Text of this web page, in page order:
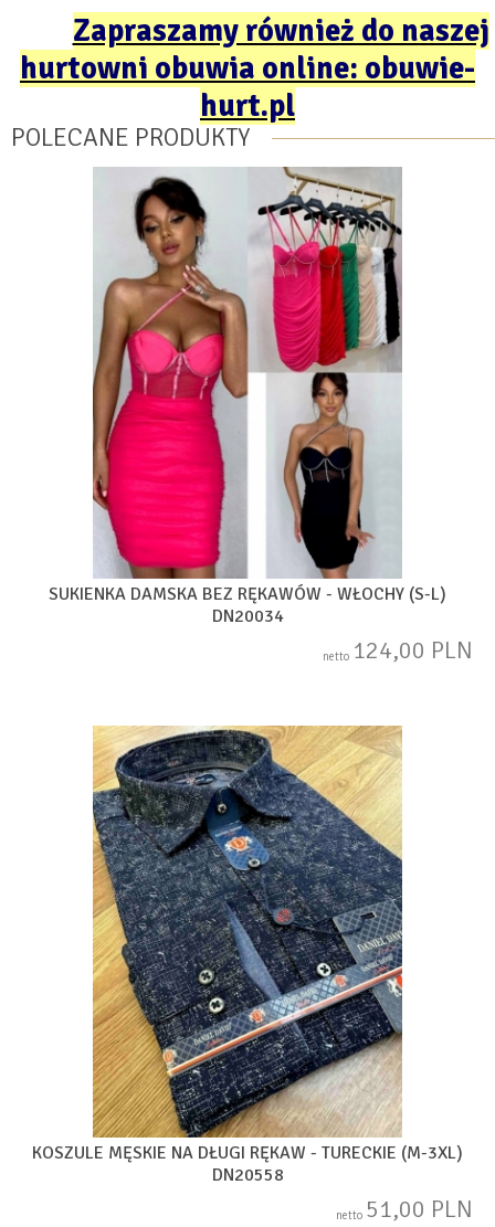
Zapraszamy również do naszej
hurtowni obuwia online: obuwie-
hurt.pl
POLECANE PRODUKTY
SUKIENKA DAMSKA BEZ RĘKAWÓW - WŁOCHY (S-L)
DN20034
netto 124,00 PLN
KOSZULE MĘSKIE NA DŁUGI RĘKAW - TURECKIE (M-3XL)
DN20558
netto 51,00 PLN